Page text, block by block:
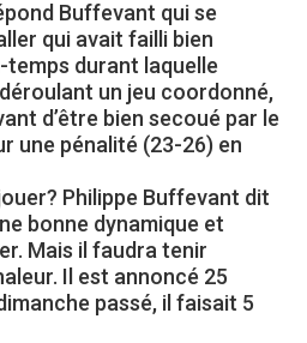
Buffevant qui se
qui avait failli bien
durant laquelle
un jeu coordonné,
d’être bien secoué par le
une pénalité (23-26) en
Philippe Buffevant dit
bonne dynamique et
Mais il faudra tenir
Il est annoncé 25
passé, il faisait 5